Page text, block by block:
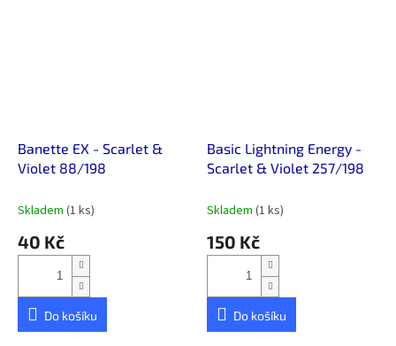
Banette EX - Scarlet &
Violet 88/198
Skladem (1 ks)
40 Kč
Do košíku
Basic Lightning Energy -
Scarlet & Violet 257/198
Skladem (1 ks)
150 Kč
Do košíku